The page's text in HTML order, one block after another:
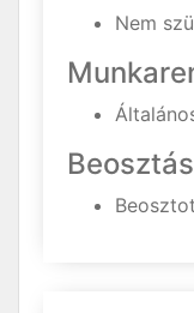
Nem
Beosztás